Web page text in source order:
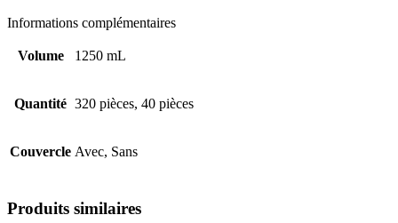
Informations complémentaires
Volume 1250 mL
Quantité 320 pièces, 40 pièces
Couvercle Avec, Sans
Produits similaires